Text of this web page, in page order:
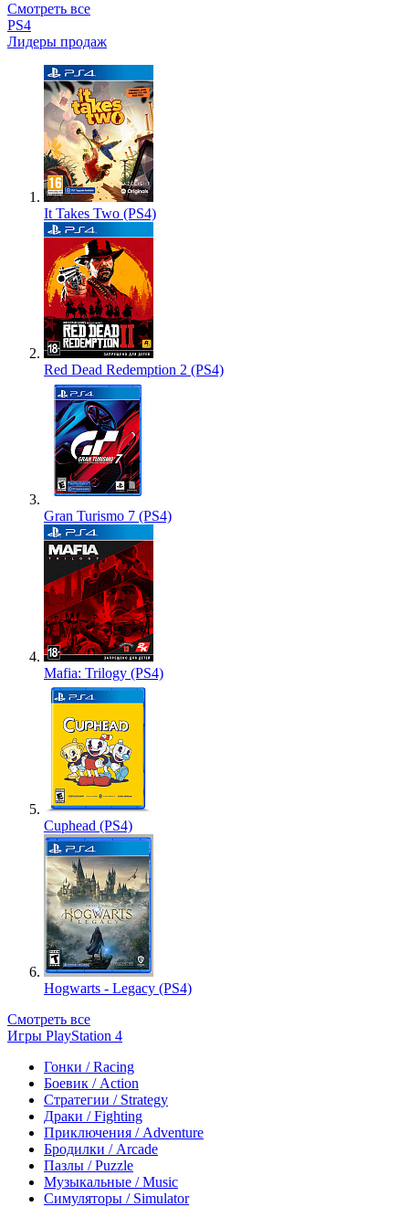
Смотреть все
PS4
Лидеры продаж
It Takes Two (PS4)
Red Dead Redemption 2 (PS4)
Gran Turismo 7 (PS4)
Mafia: Trilogy (PS4)
Cuphead (PS4)
Hogwarts - Legacy (PS4)
Смотреть все
Игры PlayStation 4
Гонки / Racing
Боевик / Action
Стратегии / Strategy
Драки / Fighting
Приключения / Adventure
Бродилки / Arcade
Пазлы / Puzzle
Музыкальные / Music
Симуляторы / Simulator